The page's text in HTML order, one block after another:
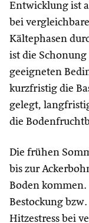
Entwicklung ist
bei
Kältephasen
ist die Schonung
geeigneten
kurzfristig die
gelegt,
die
Die frühen
bis zur
Boden
Bestockung
Hitzestress bei